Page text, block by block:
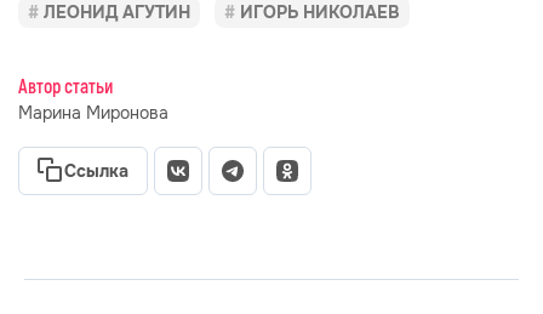
ЛЕОНИД АГУТИН ИГОРЬ НИКОЛАЕВ
Автор статьи
Марина Миронова
Ссылка